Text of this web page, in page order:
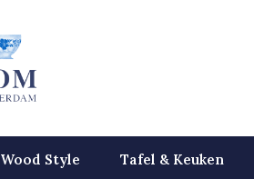
Wood Style Tafel & Keuken